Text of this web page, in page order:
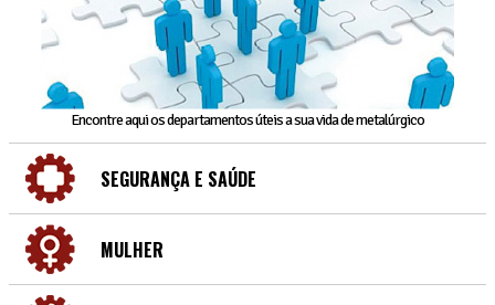
Encontre aqui os departamentos úteis a sua vida de metalúrgico
SEGURANÇA E SAÚDE
MULHER